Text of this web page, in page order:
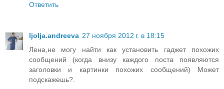
Ответить
ljolja.andreeva 27 ноября 2012 г. в 18:15
Лена,не могу найти как установить гаджет похожих
сообщений (когда внизу каждого поста появляются
заголовки и картинки похожих сообщений) Может
подскажешь?.